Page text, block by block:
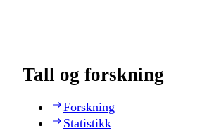
Tall og forskning
Forskning
Statistikk